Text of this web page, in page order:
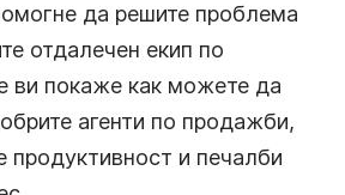
да решите проблема
отдалечен екип по
ви покаже как можете да
агенти по продажби,
продуктивност и печалби